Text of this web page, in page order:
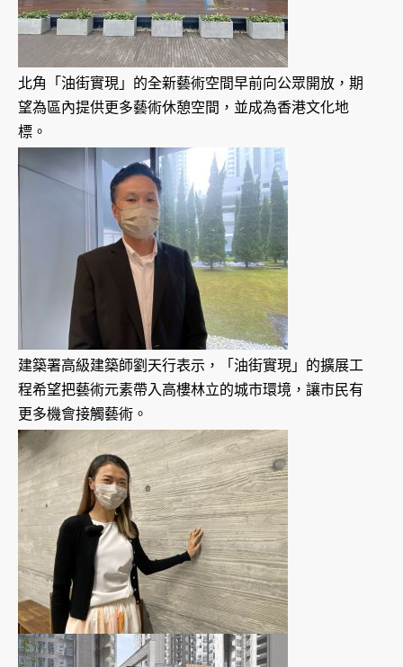
北角「油街實現」的全新藝術空間早前向公眾開放，期
望為區內提供更多藝術休憩空間，並成為香港文化地
標。
建築署高級建築師劉天行表示，「油街實現」的擴展工
程希望把藝術元素帶入高樓林立的城市環境，讓市民有
更多機會接觸藝術。